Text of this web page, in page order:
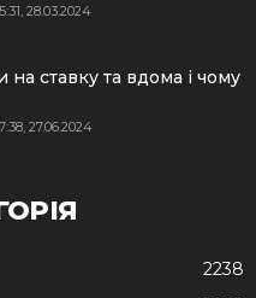
28.03.2024
на ставку та вдома і чому
27.06.2024
2238